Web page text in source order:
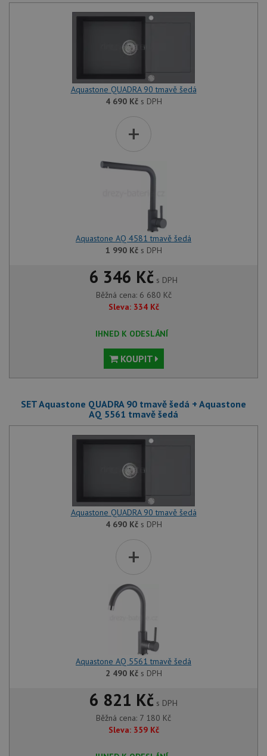
Aquastone QUADRA 90 tmavě šedá
4 690 Kčs DPH
+
Aquastone AQ 4581 tmavě šedá
1 990 Kčs DPH
6 346 Kč s DPH
Běžná cena: 6 680 Kč
Sleva: 334 Kč
IHNED K ODESLÁNÍ
KOUPIT
SET Aquastone QUADRA 90 tmavě šedá + Aquastone
AQ 5561 tmavě šedá
Aquastone QUADRA 90 tmavě šedá
4 690 Kčs DPH
+
Aquastone AQ 5561 tmavě šedá
2 490 Kčs DPH
6 821 Kč s DPH
Běžná cena: 7 180 Kč
Sleva: 359 Kč